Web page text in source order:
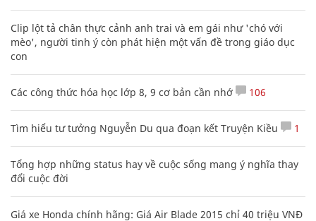
Clip lột tả chân thực cảnh anh trai và em gái như 'chó với
mèo', người tinh ý còn phát hiện một vấn đề trong giáo dục
con
Các công thức hóa học lớp 8, 9 cơ bản cần nhớ 106
Tìm hiểu tư tưởng Nguyễn Du qua đoạn kết Truyện Kiều 1
Tổng hợp những status hay về cuộc sống mang ý nghĩa thay
đổi cuộc đời
Giá xe Honda chính hãng: Giá Air Blade 2015 chỉ 40 triệu VNĐ